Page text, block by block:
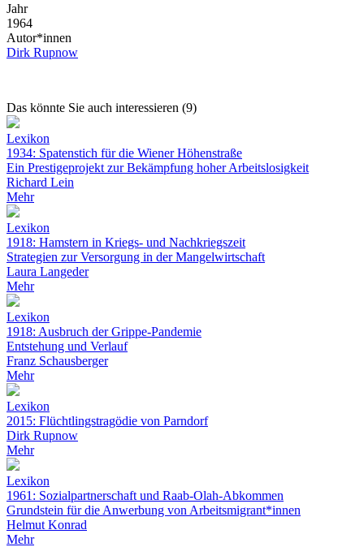
Jahr
1964
Autor*innen
Dirk Rupnow
Das könnte Sie auch interessieren (9)
Lexikon
1934: Spatenstich für die Wiener Höhenstraße
Ein Prestigeprojekt zur Bekämpfung hoher Arbeitslosigkeit
Richard Lein
Mehr
Lexikon
1918: Hamstern in Kriegs- und Nachkriegszeit
Strategien zur Versorgung in der Mangelwirtschaft
Laura Langeder
Mehr
Lexikon
1918: Ausbruch der Grippe-Pandemie
Entstehung und Verlauf
Franz Schausberger
Mehr
Lexikon
2015: Flüchtlingstragödie von Parndorf
Dirk Rupnow
Mehr
Lexikon
1961: Sozialpartnerschaft und Raab-Olah-Abkommen
Grundstein für die Anwerbung von Arbeitsmigrant*innen
Helmut Konrad
Mehr